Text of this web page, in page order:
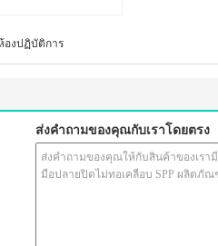
องปฏิบัติการ
ส่งคำถามของคุณกับเราโดยตรง